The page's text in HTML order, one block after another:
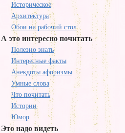
Историческое
Архитектура
Обои на рабочий стол
А это интересно почитать
Полезно знать
Интересные факты
Анекдоты афоризмы
Умные слова
Что почитать
Истории
Юмор
Это надо видеть